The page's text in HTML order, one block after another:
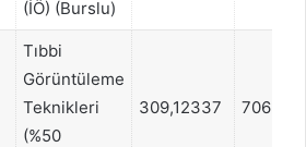
(İÖ) (Burslu)
Tıbbi
Görüntüleme
Teknikleri
(%50
309,12337 706307